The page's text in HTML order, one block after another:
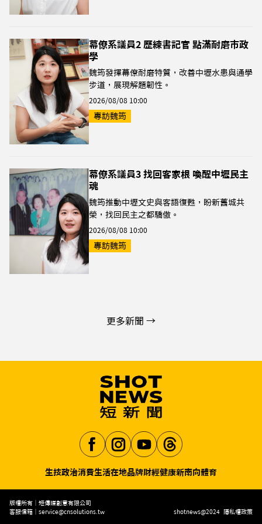
幕僚系議員2 歷練書記官 點滿耐磨市政
學
魏筠發揮幕僚耐磨特質，改善中壢水患與通學
步道，展現解題韌性。
2026/08/08 10:00
專訪魏筠
幕僚系議員3 找回客家根 喚醒中壢民主
魂
魏筠推動中壢文史與客語復甦，盼新舊城共
榮，找回民主之都驕傲。
2026/08/08 10:00
專訪魏筠
更多新聞 →
Aa
生技政治消費生活在地品牌財經健康新南向體育
版權所有｜短傳媒創意有限公司
客服信箱｜ service@cnsolutions.tw shotnews@2024 隱私權政策